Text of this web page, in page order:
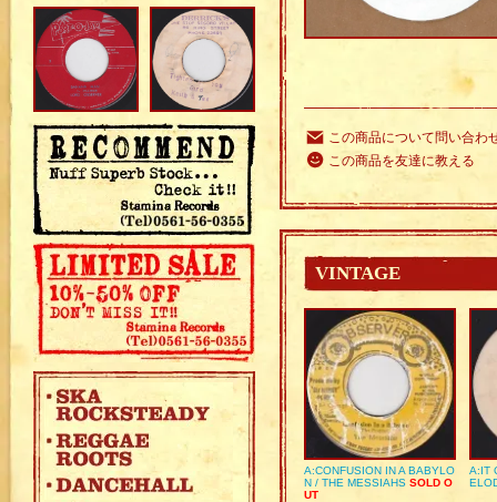
この商品について問い合わ
この商品を友達に教える
VINTAGE
A:CONFUSION IN A BABYLO
N / THE MESSIAHS SOLD O
UT
A:IT